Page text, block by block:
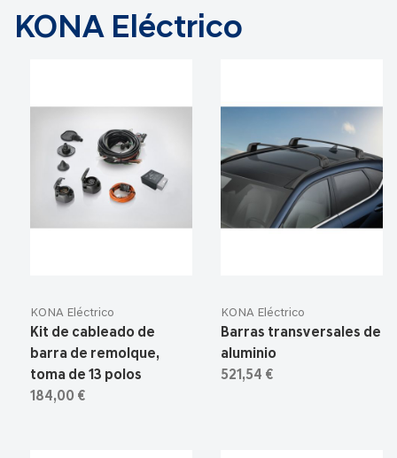
KONA Eléctrico
KONA Eléctrico
Kit de cableado de
barra de remolque,
toma de 13 polos
184,00 €
KONA Eléctrico
Barras transversales de
aluminio
521,54 €